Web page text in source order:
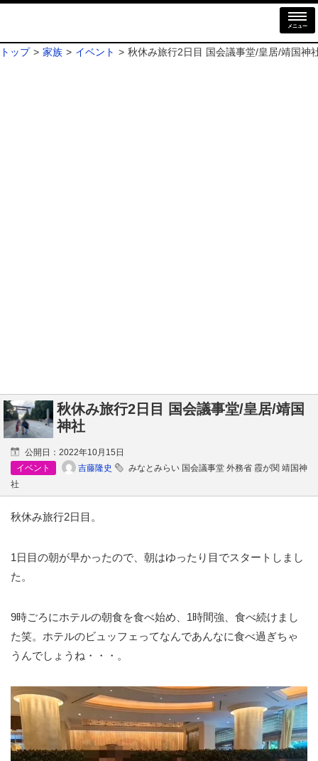
メニュー
トップ 家族 イベント 秋休み旅行2日目 国会議事堂/皇居/靖国神
秋休み旅行2日目 国会議事堂/皇居/靖国
神社
公開日： 2022年10月15日
イベント
吉藤隆史
みなとみらい 国会議事堂 外務省 霞が関 靖国神
社
秋休み旅行2日目。
1日目の朝が早かったので、朝はゆったり目でスタートしまし
た。
9時ごろにホテルの朝食を食べ始め、1時間強、食べ続けまし
た笑。ホテルのビュッフェってなんであんなに食べ過ぎちゃ
うんでしょうね・・・。